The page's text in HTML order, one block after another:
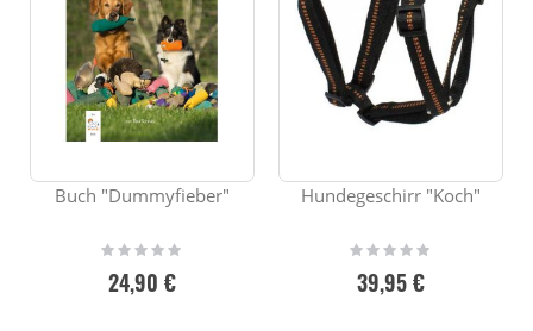
Buch "Dummyfieber"
Rating:
24,90 €
Hundegeschirr "Koch"
Rating:
39,95 €